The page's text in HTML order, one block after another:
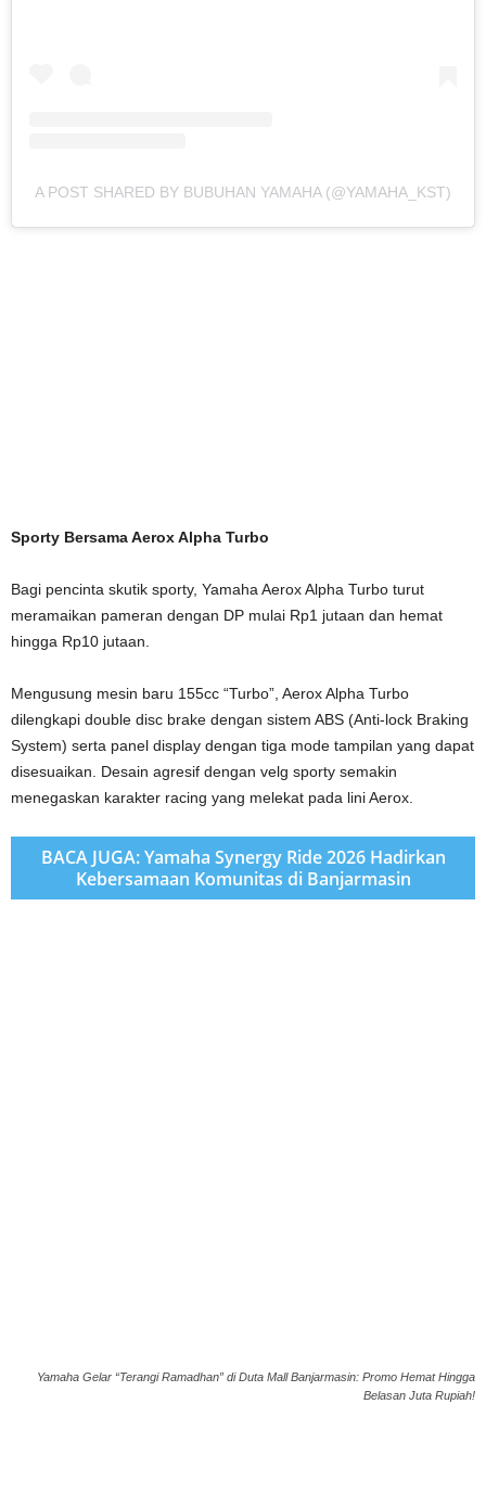
A POST SHARED BY BUBUHAN YAMAHA (@YAMAHA_KST)
Sporty Bersama Aerox Alpha Turbo
Bagi pencinta skutik sporty, Yamaha Aerox Alpha Turbo turut
meramaikan pameran dengan DP mulai Rp1 jutaan dan hemat
hingga Rp10 jutaan.
Mengusung mesin baru 155cc “Turbo”, Aerox Alpha Turbo
dilengkapi double disc brake dengan sistem ABS (Anti-lock Braking
System) serta panel display dengan tiga mode tampilan yang dapat
disesuaikan. Desain agresif dengan velg sporty semakin
menegaskan karakter racing yang melekat pada lini Aerox.
BACA JUGA: Yamaha Synergy Ride 2026 Hadirkan
Kebersamaan Komunitas di Banjarmasin
Yamaha Gelar “Terangi Ramadhan” di Duta Mall Banjarmasin: Promo Hemat Hingga
Belasan Juta Rupiah!